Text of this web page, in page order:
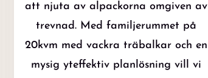
att njuta av alpackorna omgiven av
trevnad. Med familjerummet på
20kvm med vackra träbalkar och en
mysig yteffektiv planlösning vill vi